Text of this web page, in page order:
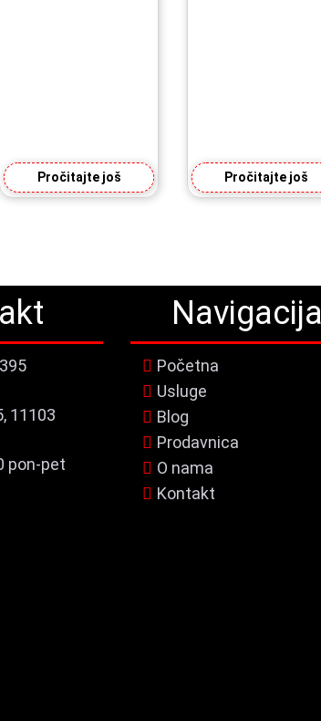
Pročitajte još Pročitajte još
11103
pon-pet
Navigacija
Početna
Usluge
Blog
Prodavnica
O nama
Kontakt